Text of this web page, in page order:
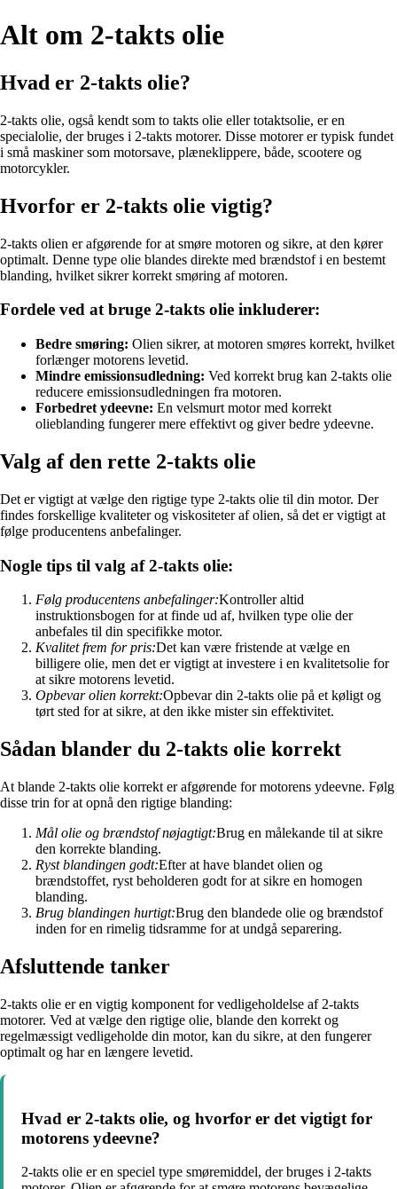
Alt om 2-takts olie
Hvad er 2-takts olie?
2-takts olie, også kendt som to takts olie eller totaktsolie, er en
specialolie, der bruges i 2-takts motorer. Disse motorer er typisk fundet
i små maskiner som motorsave, plæneklippere, både, scootere og
motorcykler.
Hvorfor er 2-takts olie vigtig?
2-takts olien er afgørende for at smøre motoren og sikre, at den kører
optimalt. Denne type olie blandes direkte med brændstof i en bestemt
blanding, hvilket sikrer korrekt smøring af motoren.
Fordele ved at bruge 2-takts olie inkluderer:
Bedre smøring: Olien sikrer, at motoren smøres korrekt, hvilket
forlænger motorens levetid.
Mindre emissionsudledning: Ved korrekt brug kan 2-takts olie
reducere emissionsudledningen fra motoren.
Forbedret ydeevne: En velsmurt motor med korrekt
olieblanding fungerer mere effektivt og giver bedre ydeevne.
Valg af den rette 2-takts olie
Det er vigtigt at vælge den rigtige type 2-takts olie til din motor. Der
findes forskellige kvaliteter og viskositeter af olien, så det er vigtigt at
følge producentens anbefalinger.
Nogle tips til valg af 2-takts olie:
Følg producentens anbefalinger:Kontroller altid
instruktionsbogen for at finde ud af, hvilken type olie der
anbefales til din specifikke motor.
Kvalitet frem for pris:Det kan være fristende at vælge en
billigere olie, men det er vigtigt at investere i en kvalitetsolie for
at sikre motorens levetid.
Opbevar olien korrekt:Opbevar din 2-takts olie på et køligt og
tørt sted for at sikre, at den ikke mister sin effektivitet.
Sådan blander du 2-takts olie korrekt
At blande 2-takts olie korrekt er afgørende for motorens ydeevne. Følg
disse trin for at opnå den rigtige blanding:
Mål olie og brændstof nøjagtigt:Brug en målekande til at sikre
den korrekte blanding.
Ryst blandingen godt:Efter at have blandet olien og
brændstoffet, ryst beholderen godt for at sikre en homogen
blanding.
Brug blandingen hurtigt:Brug den blandede olie og brændstof
inden for en rimelig tidsramme for at undgå separering.
Afsluttende tanker
2-takts olie er en vigtig komponent for vedligeholdelse af 2-takts
motorer. Ved at vælge den rigtige olie, blande den korrekt og
regelmæssigt vedligeholde din motor, kan du sikre, at den fungerer
optimalt og har en længere levetid.
Hvad er 2-takts olie, og hvorfor er det vigtigt for
motorens ydeevne?
2-takts olie er en speciel type smøremiddel, der bruges i 2-takts